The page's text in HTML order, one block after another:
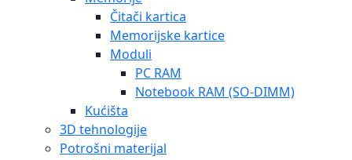
Čitači kartica
Memorijske kartice
Moduli
PC RAM
Notebook RAM (SO-DIMM)
Kućišta
3D tehnologije
Potrošni materijal